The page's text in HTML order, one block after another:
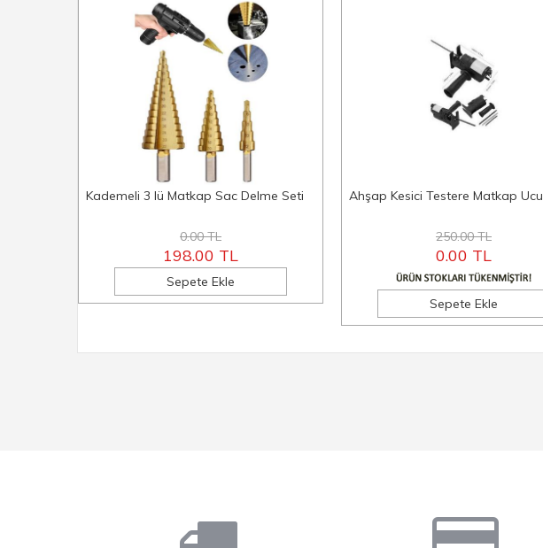
Kademeli 3 lü Matkap Sac Delme Seti
0.00 TL
198.00 TL
Sepete Ekle
Ahşap Kesici Testere Matkap Ucu
250.00 TL
0.00 TL
Sepete Ekle